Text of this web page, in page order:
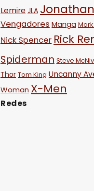
Lemire JLA
Vengadores Manga
Nick Spencer Rick
Spiderman Steve
Thor Tom King Uncanny
Woman X-Men
Redes